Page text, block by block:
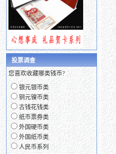
投票调查
您喜欢收藏哪类钱币?
银元银币类
铜元镍币类
古钱花钱类
纸币票券类
外国硬币类
外国纸币类
人民币系列